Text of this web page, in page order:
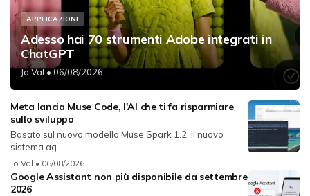
APPLICAZIONI
Adesso hai 70 strumenti Adobe integrati in
ChatGPT
Jo Val • 06/08/2026
Meta lancia Muse Code, l'AI che ti fa risparmiare
sullo sviluppo
Basato sul nuovo modello Muse Spark 1.2, il nuovo
sistema ag...
Jo Val • 06/08/2026
Google Assistant non più disponibile da settembre
2026